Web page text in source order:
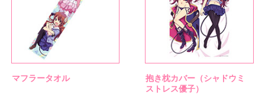
マフラータオル
抱き枕カバー（シャドウミ
ストレス優子）